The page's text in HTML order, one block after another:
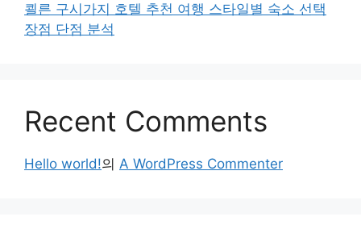
쾰른 구시가지 호텔 추천 여행 스타일별 숙소 선택
장점 단점 분석
Recent Comments
Hello world!의 A WordPress Commenter